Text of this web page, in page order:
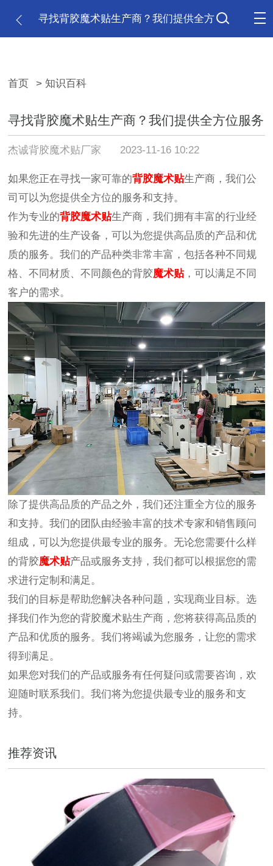
寻找背胶魔术贴生产商？我们提供全方
首页 > 知识百科
寻找背胶魔术贴生产商？我们提供全方位服务
杰诚背胶魔术贴厂家 2023-11-16 10:22
如果您正在寻找一家可靠的背胶魔术贴生产商，我们公
司可以为您提供全方位的服务和支持。
作为专业的背胶魔术贴生产商，我们拥有丰富的行业经
验和先进的生产设备，可以为您提供高品质的产品和优
质的服务。我们的产品种类非常丰富，包括各种不同规
格、不同材质、不同颜色的背胶魔术贴，可以满足不同
客户的需求。
除了提供高品质的产品之外，我们还注重全方位的服务
和支持。我们的团队由经验丰富的技术专家和销售顾问
组成，可以为您提供最专业的服务。无论您需要什么样
的背胶魔术贴产品或服务支持，我们都可以根据您的需
求进行定制和满足。
我们的目标是帮助您解决各种问题，实现商业目标。选
择我们作为您的背胶魔术贴生产商，您将获得高品质的
产品和优质的服务。我们将竭诚为您服务，让您的需求
得到满足。
如果您对我们的产品或服务有任何疑问或需要咨询，欢
迎随时联系我们。我们将为您提供最专业的服务和支
持。
推荐资讯